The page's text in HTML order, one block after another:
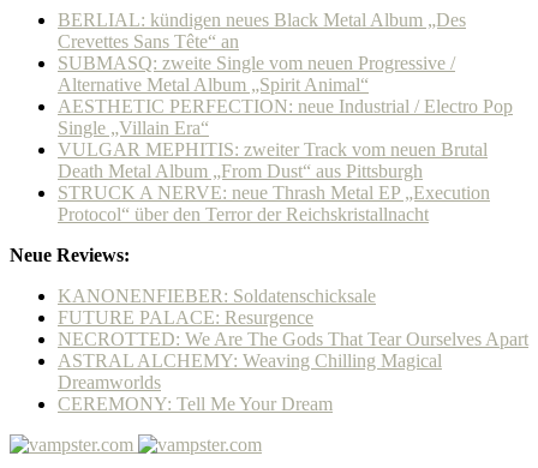
BERLIAL: kündigen neues Black Metal Album „Des
Crevettes Sans Tête“ an
SUBMASQ: zweite Single vom neuen Progressive /
Alternative Metal Album „Spirit Animal“
AESTHETIC PERFECTION: neue Industrial / Electro Pop
Single „Villain Era“
VULGAR MEPHITIS: zweiter Track vom neuen Brutal
Death Metal Album „From Dust“ aus Pittsburgh
STRUCK A NERVE: neue Thrash Metal EP „Execution
Protocol“ über den Terror der Reichskristallnacht
Neue Reviews:
KANONENFIEBER: Soldatenschicksale
FUTURE PALACE: Resurgence
NECROTTED: We Are The Gods That Tear Ourselves Apart
ASTRAL ALCHEMY: Weaving Chilling Magical
Dreamworlds
CEREMONY: Tell Me Your Dream